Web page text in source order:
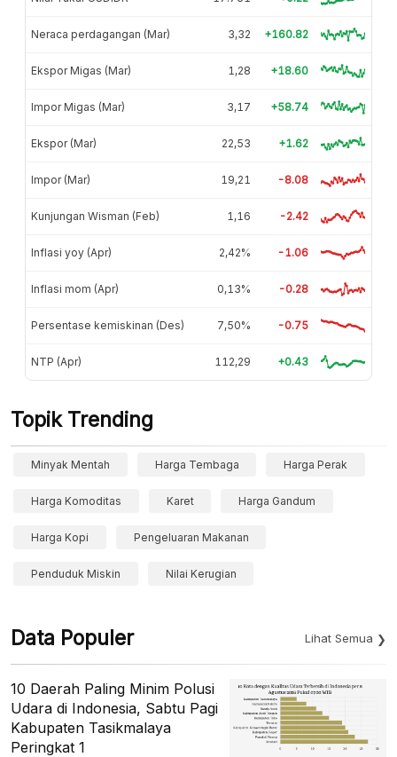
Neraca perdagangan (Mar) 3,32 +160.82
Ekspor Migas (Mar) 1,28 +18.60
Impor Migas (Mar) 3,17 +58.74
Ekspor (Mar) 22,53 +1.62
Impor (Mar) 19,21 -8.08
Kunjungan Wisman (Feb) 1,16 -2.42
Inflasi yoy (Apr) 2,42% -1.06
Inflasi mom (Apr) 0,13% -0.28
Persentase kemiskinan (Des) 7,50% -0.75
NTP (Apr) 112,29 +0.43
Topik Trending
Minyak Mentah Harga Tembaga Harga Perak
Harga Komoditas Karet Harga Gandum
Harga Kopi Pengeluaran Makanan
Penduduk Miskin Nilai Kerugian
Data Populer Lihat Semua
10 Daerah Paling Minim Polusi
Udara di Indonesia, Sabtu Pagi
Kabupaten Tasikmalaya
Peringkat 1